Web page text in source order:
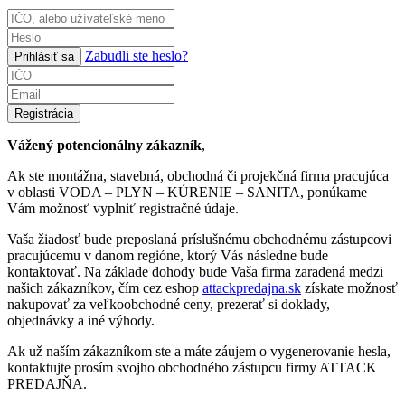
Prihlásiť sa Zabudli ste heslo?
Registrácia
Vážený potencionálny zákazník,
Ak ste montážna, stavebná, obchodná či projekčná firma pracujúca
v oblasti VODA – PLYN – KÚRENIE – SANITA, ponúkame
Vám možnosť vyplniť registračné údaje.
Vaša žiadosť bude preposlaná príslušnému obchodnému zástupcovi
pracujúcemu v danom regióne, ktorý Vás následne bude
kontaktovať. Na základe dohody bude Vaša firma zaradená medzi
našich zákazníkov, čím cez eshop attackpredajna.sk získate možnosť
nakupovať za veľkoobchodné ceny, prezerať si doklady,
objednávky a iné výhody.
Ak už naším zákazníkom ste a máte záujem o vygenerovanie hesla,
kontaktujte prosím svojho obchodného zástupcu firmy ATTACK
PREDAJŇA.